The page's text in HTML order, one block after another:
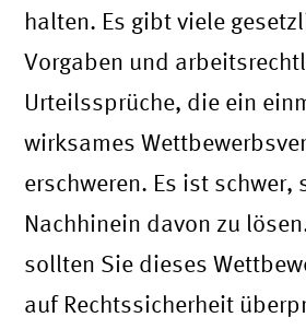
halten. Es gibt viele
Vorgaben und
Urteilssprüche, die ein
wirksames
erschweren. Es ist schwer,
Nachhinein davon zu
sollten Sie dieses
auf Rechtssicherheit